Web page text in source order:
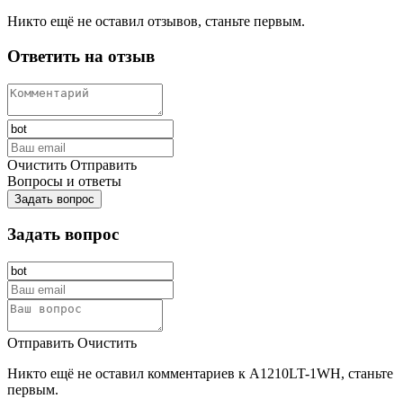
Никто ещё не оставил отзывов, станьте первым.
Ответить на отзыв
Очистить Отправить
Вопросы и ответы
Задать вопрос
Задать вопрос
Отправить Очистить
Никто ещё не оставил комментариев к A1210LT-1WH, станьте
первым.